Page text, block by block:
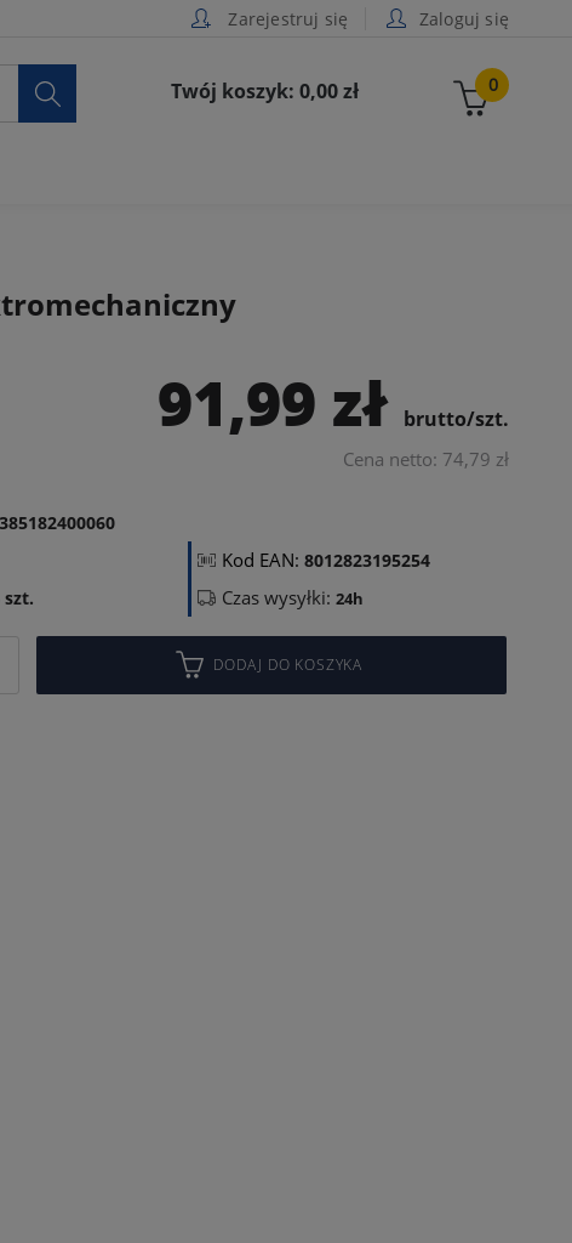
Zarejestruj się Zaloguj się
0
Twój koszyk: 0,00 zł

91,99 zł brutto/szt.
Cena netto: 74,79 zł
385182400060
Kod EAN:8012823195254
szt. Czas wysyłki:24h
DODAJ DO KOSZYKA